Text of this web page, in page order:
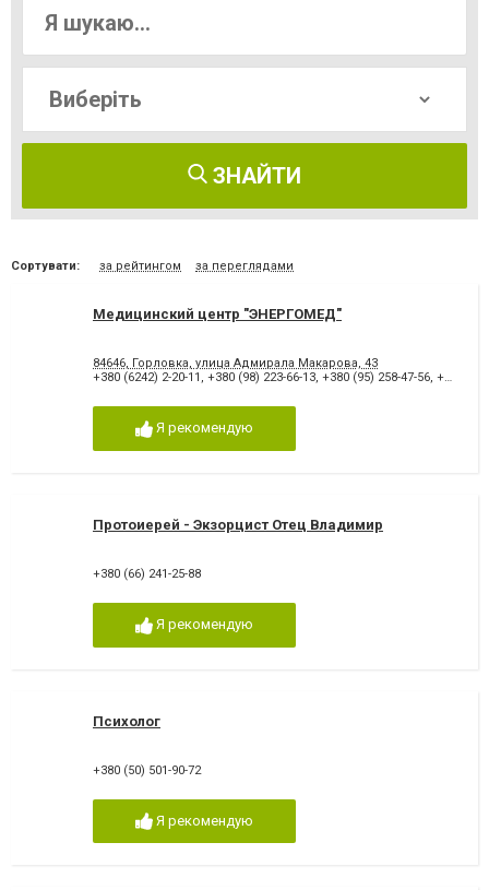
ЗНАЙТИ
Сортувати: за рейтингом за переглядами
Медицинский центр "ЭНЕРГОМЕД"
84646, Горловка, улица Адмирала Макарова, 43
+380 (6242) 2-20-11 , +380 (98) 223-66-13, +380 (95) 258-47-56, +380 (95) 455-98-89
Я рекомендую
Протоиерей - Экзорцист Отец Владимир
+380 (66) 241-25-88
Я рекомендую
Психолог
+380 (50) 501-90-72
Я рекомендую